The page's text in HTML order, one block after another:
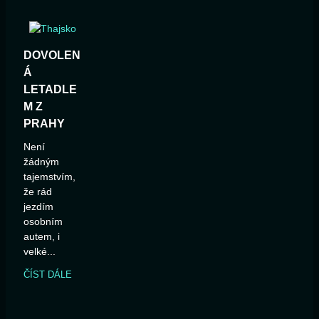
DOVOLEN
Á
LETADLE
M Z
PRAHY
Není
žádným
tajemstvím,
že rád
jezdím
osobním
autem, i
velké...
ČÍST DÁLE